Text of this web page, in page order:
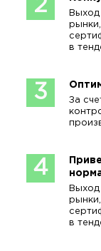
2
в
3
За
4
в